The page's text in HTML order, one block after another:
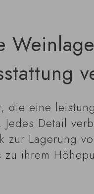
eine
Detail
zur Lagerung
ihrem